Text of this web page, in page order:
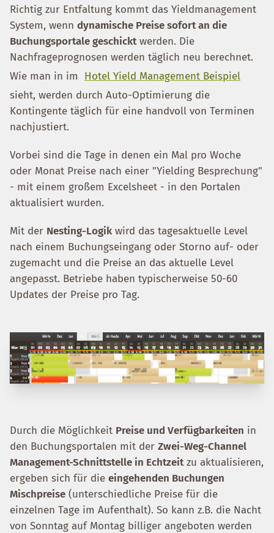
Richtig zur Entfaltung kommt das Yieldmanagement
System, wenn dynamische Preise sofort an die
Buchungsportale geschicktwerden. Die
Nachfrageprognosen werden täglich neu berechnet.
Wie man in im
Hotel Yield Management Beispiel
sieht, werden durch Auto-Optimierung die
Kontingente täglich für eine handvoll von Terminen
nachjustiert.
Vorbei sind die Tage in denen ein Mal pro Woche
oder Monat Preise nach einer "Yielding Besprechung"
- mit einem großem Excelsheet - in den Portalen
aktualisiert wurden.
Mit der Nesting-Logik wird das tagesaktuelle Level
nach einem Buchungseingang oder Storno auf- oder
zugemacht und die Preise an das aktuelle Level
angepasst. Betriebe haben typischerweise 50-60
Updates der Preise pro Tag.
Durch die Möglichkeit Preise und Verfügbarkeiten in
den Buchungsportalen mit der Zwei-Weg-Channel
Management-Schnittstelle in Echtzeitzu aktualisieren,
ergeben sich für die eingehenden Buchungen
Mischpreise (unterschiedliche Preise für die
einzelnen Tage im Aufenthalt). So kann z.B. die Nacht
von Sonntag auf Montag billiger angeboten werden